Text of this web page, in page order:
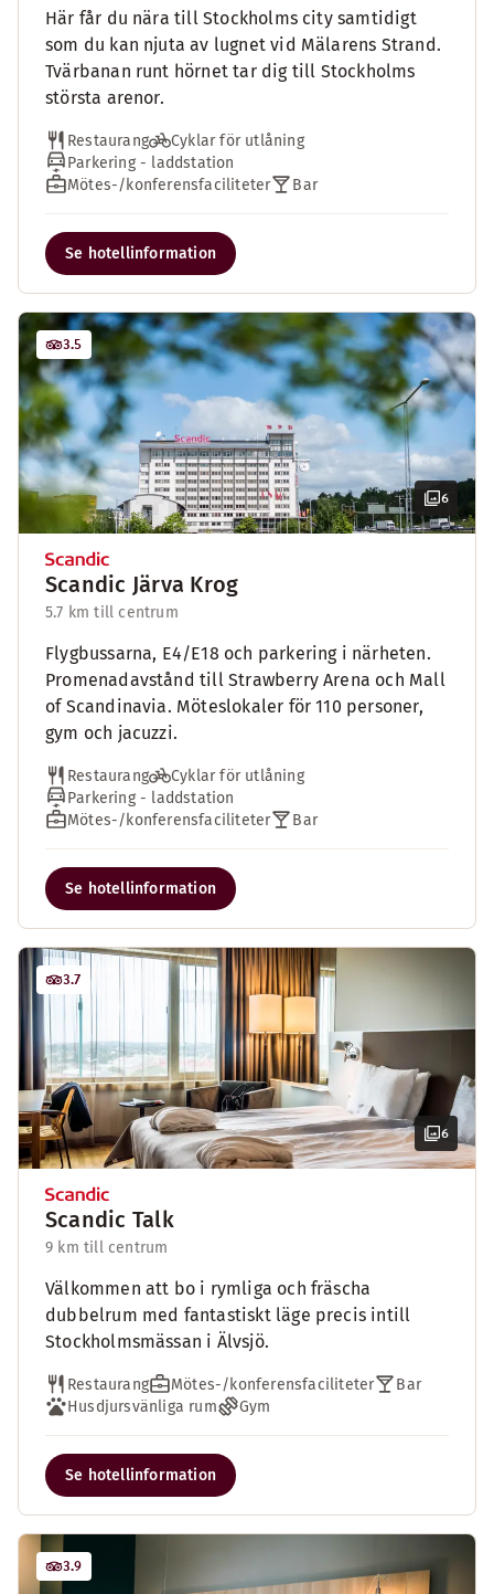
Här får du nära till Stockholms city samtidigt
som du kan njuta av lugnet vid Mälarens Strand.
Tvärbanan runt hörnet tar dig till Stockholms
största arenor.
Restaurang
Cyklar för utlåning
Parkering - laddstation
Mötes-/konferensfaciliteter
Bar
Se hotellinformation
6
3.5
Scandic Järva Krog
5.7 km till centrum
Flygbussarna, E4/E18 och parkering i närheten.
Promenadavstånd till Strawberry Arena och Mall
of Scandinavia. Möteslokaler för 110 personer,
gym och jacuzzi.
Restaurang
Cyklar för utlåning
Parkering - laddstation
Mötes-/konferensfaciliteter
Bar
Se hotellinformation
6
3.7
Scandic Talk
9 km till centrum
Välkommen att bo i rymliga och fräscha
dubbelrum med fantastiskt läge precis intill
Stockholmsmässan i Älvsjö.
Restaurang Mötes-/konferensfaciliteter
Bar
Husdjursvänliga rum
Gym
Se hotellinformation
3.9